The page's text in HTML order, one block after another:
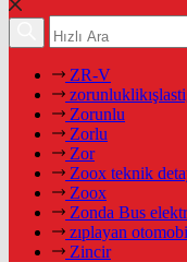
ZR-V
Zorunlu
Zorlu
Zor
Zoox teknik
Zoox
Zonda Bus
zıplayan
Zincir